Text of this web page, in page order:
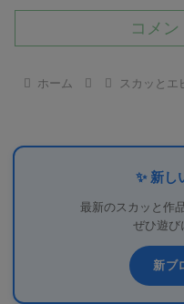
コメ
ホーム スカッとエ
✨ 新し
最新のスカッと作
ぜひ遊び
新ブ